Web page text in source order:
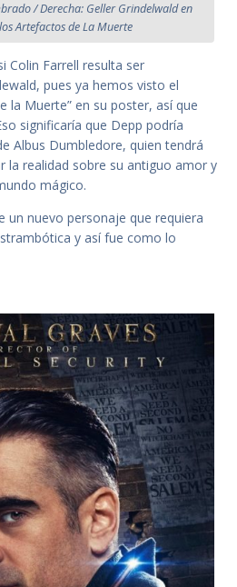
/ Derecha: Geller Grindelwald en
Artefactos de La Muerte
Colin Farrell resulta ser
pues ya hemos visto el
la Muerte” en su poster, así que
significaría que Depp podría
Albus Dumbledore, quien tendrá
la realidad sobre su antiguo amor y
mágico.
un nuevo personaje que requiera
y así fue como lo